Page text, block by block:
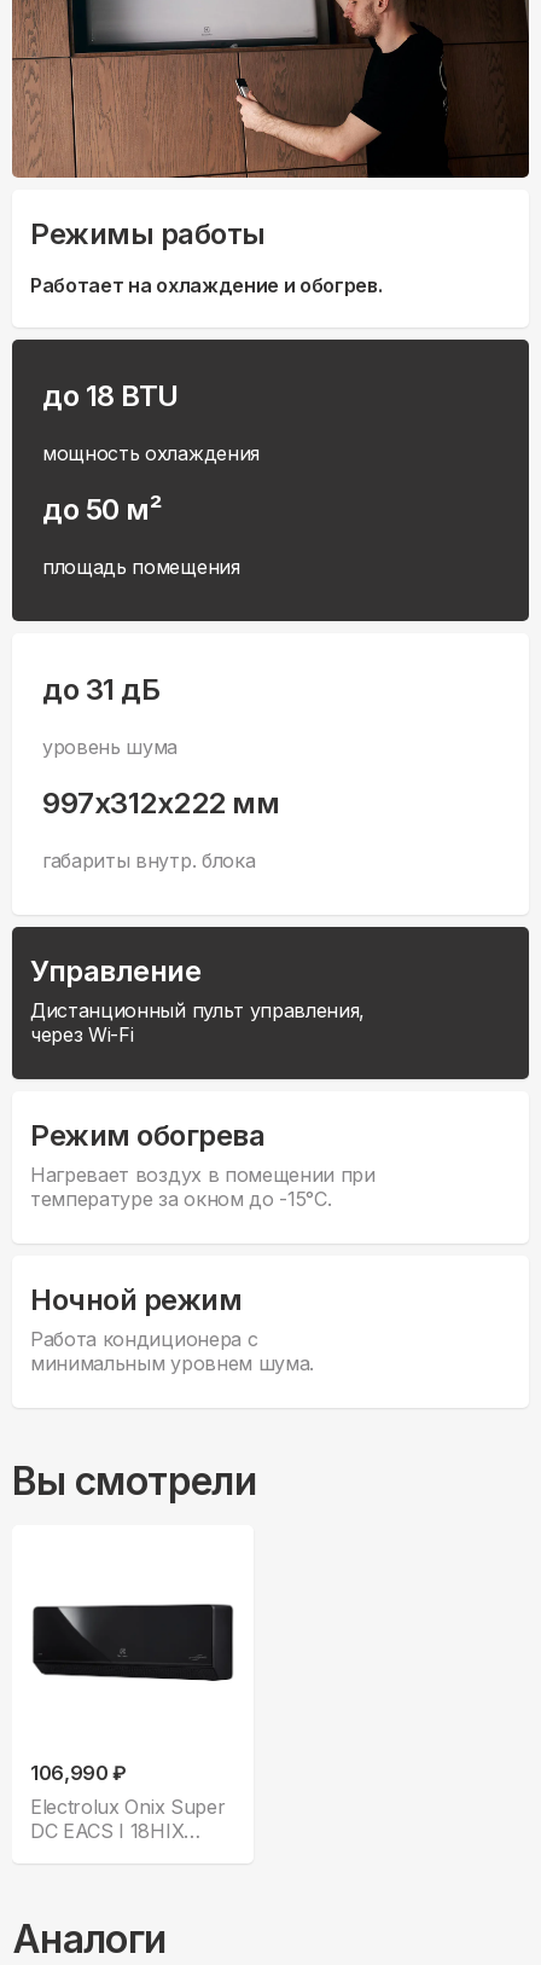
Режимы работы
Работает на охлаждение и обогрев.
до 18 BTU
мощность охлаждения
до 50 м²
площадь помещения
до 31 дБ
уровень шума
997x312x222 мм
габариты внутр. блока
Управление
Дистанционный пульт управления,
через Wi-Fi
Режим обогрева
Нагревает воздух в помещении при
температуре за окном до -15°С.
Ночной режим
Работа кондиционера с
минимальным уровнем шума.
Вы смотрели
106,990 ₽
Electrolux Onix Super
DC EACS I 18HIX
Аналоги